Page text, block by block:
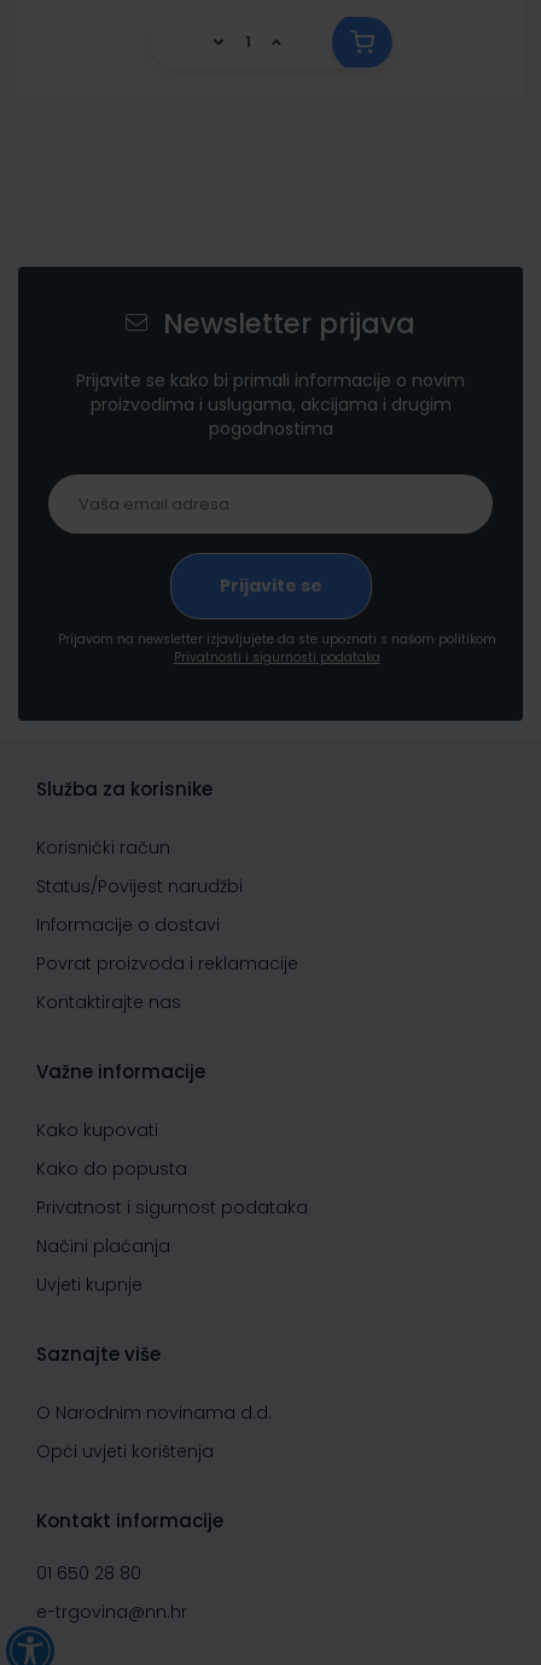
Newsletter prijava
Prijavite se kako bi primali informacije o novim
proizvodima i uslugama, akcijama i drugim
pogodnostima
Prijavom na newsletter izjavljujete da ste upoznati s našom politikom
Privatnosti i sigurnosti podataka
Služba za korisnike
Korisnički račun
Status/Povijest narudžbi
Informacije o dostavi
Povrat proizvoda i reklamacije
Kontaktirajte nas
Važne informacije
Kako kupovati
Kako do popusta
Privatnost i sigurnost podataka
Načini plaćanja
Uvjeti kupnje
Saznajte više
O Narodnim novinama d.d.
Opći uvjeti korištenja
Kontakt informacije
01 650 28 80
e-trgovina@nn.hr